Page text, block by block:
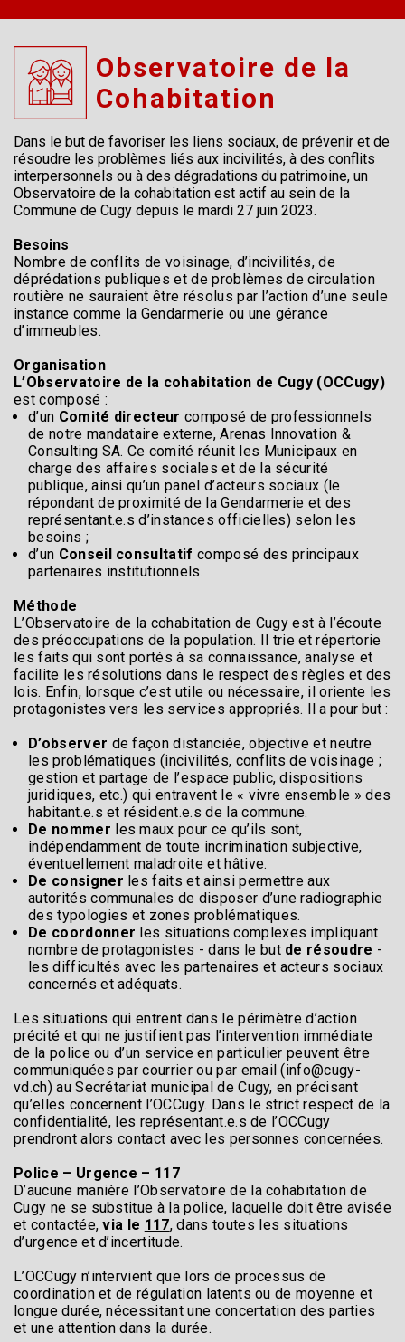
Observatoire de la
Cohabitation
Dans le but de favoriser les liens sociaux, de prévenir et de
résoudre les problèmes liés aux incivilités, à des conflits
interpersonnels ou à des dégradations du patrimoine, un
Observatoire de la cohabitation est actif au sein de la
Commune de Cugy depuis le mardi 27 juin 2023.
Besoins
Nombre de conflits de voisinage, d’incivilités, de
déprédations publiques et de problèmes de circulation
routière ne sauraient être résolus par l’action d’une seule
instance comme la Gendarmerie ou une gérance
d’immeubles.
Organisation
L’Observatoire de la cohabitation de Cugy (OCCugy)
est composé :
d’un Comité directeur composé de professionnels
de notre mandataire externe, Arenas Innovation &
Consulting SA. Ce comité réunit les Municipaux en
charge des affaires sociales et de la sécurité
publique, ainsi qu’un panel d’acteurs sociaux (le
répondant de proximité de la Gendarmerie et des
représentant.e.s d’instances officielles) selon les
besoins ;
d’un Conseil consultatif composé des principaux
partenaires institutionnels.
Méthode
L’Observatoire de la cohabitation de Cugy est à l’écoute
des préoccupations de la population. Il trie et répertorie
les faits qui sont portés à sa connaissance, analyse et
facilite les résolutions dans le respect des règles et des
lois. Enfin, lorsque c’est utile ou nécessaire, il oriente les
protagonistes vers les services appropriés.
Il a pour but :
D’observer de façon distanciée, objective et neutre
les problématiques (incivilités, conflits de voisinage ;
gestion et partage de l’espace public, dispositions
juridiques, etc.) qui entravent le « vivre ensemble » des
habitant.e.s et résident.e.s de la commune.
De nommer les maux pour ce qu’ils sont,
indépendamment de toute incrimination subjective,
éventuellement maladroite et hâtive.
De consigner les faits et ainsi permettre aux
autorités communales de disposer d’une radiographie
des typologies et zones problématiques.
De coordonner les situations complexes impliquant
nombre de protagonistes - dans le but de résoudre -
les difficultés avec les partenaires et acteurs sociaux
concernés et adéquats.
Les situations qui entrent dans le périmètre d’action
précité et qui ne justifient pas l’intervention immédiate
de la police ou d’un service en particulier peuvent être
communiquées par courrier ou par email (info@cugy-
vd.ch) au Secrétariat municipal de Cugy, en précisant
qu’elles concernent l’OCCugy. Dans le strict respect de la
confidentialité, les représentant.e.s de l’OCCugy
prendront alors contact avec les personnes concernées.
Police – Urgence – 117
D’aucune manière l’Observatoire de la cohabitation de
Cugy ne se substitue à la police, laquelle doit être avisée
et contactée,via le 117, dans toutes les situations
d’urgence et d’incertitude.
L’OCCugy n’intervient que lors de processus de
coordination et de régulation latents ou de moyenne et
longue durée, nécessitant une concertation des parties
et une attention dans la durée.